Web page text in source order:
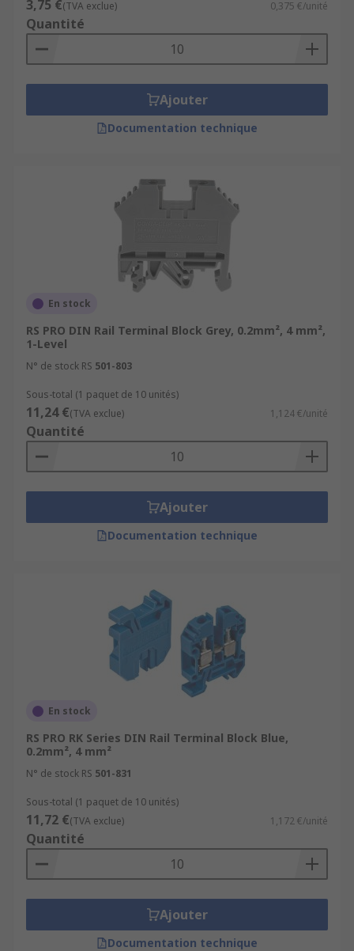
3,75 €(TVA exclue) 0,375 €/unité
Quantité
Ajouter
Documentation technique
En stock
RS PRO DIN Rail Terminal Block Grey, 0.2mm², 4 mm²,
1-Level
N° de stock RS 501-803
Sous-total (1 paquet de 10 unités)
11,24 €(TVA exclue) 1,124 €/unité
Quantité
Ajouter
Documentation technique
En stock
RS PRO RK Series DIN Rail Terminal Block Blue,
0.2mm², 4 mm²
N° de stock RS 501-831
Sous-total (1 paquet de 10 unités)
11,72 €(TVA exclue) 1,172 €/unité
Quantité
Ajouter
Documentation technique